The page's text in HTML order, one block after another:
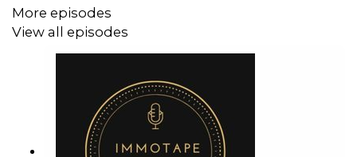
bailleurs, locataires, propriétaires, en colocation, en
projet de construction, ou en copropriété...
L’immobilier ça concerne tout le monde, et pour preuve :
More episodes
View all episodes